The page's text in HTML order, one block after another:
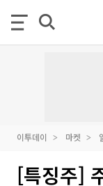
이투데이 마켓
[특징주]